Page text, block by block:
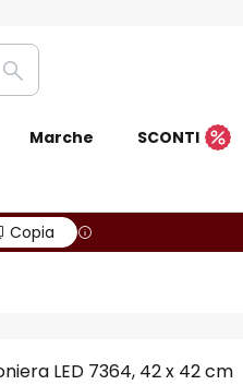
Ricerca
Marche SCONTI
Copia
LED 7364, 42 x 42 cm